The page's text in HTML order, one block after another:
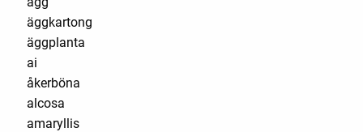
äggkartong
äggplanta
ai
åkerböna
alcosa
amaryllis